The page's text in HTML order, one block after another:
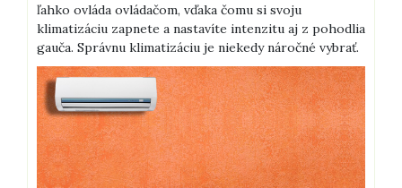
ľahko ovláda ovládačom, vďaka čomu si svoju
klimatizáciu zapnete a nastavíte intenzitu aj z pohodlia
gauča. Správnu klimatizáciu je niekedy náročné vybrať.